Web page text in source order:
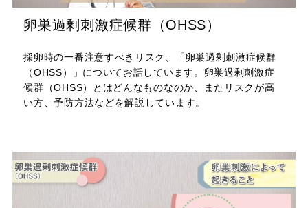
卵巣過剰刺激症候群（OHSS）
採卵時の一番注意すべきリスク、「卵巣過剰刺激症候群
（OHSS）」についてお話しています。卵巣過剰刺激症
候群（OHSS）とはどんなものなのか、またリスクが高
い方、予防方法などを解説しています。